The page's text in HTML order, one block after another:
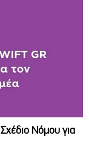
Νόμου για